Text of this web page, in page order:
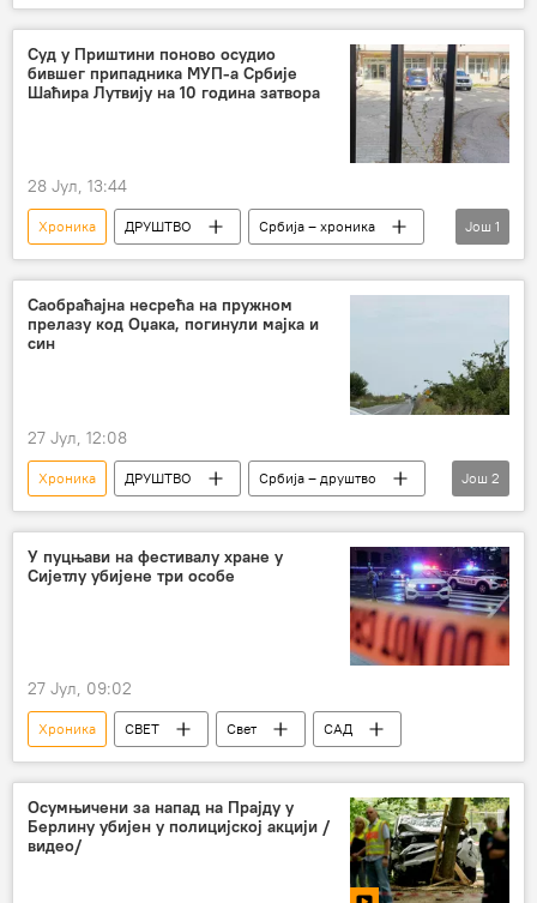
Јапан
земљотрес
Несреће и природне катастрофе
Суд у Приштини поново осудио
бившег припадника МУП-а Србије
Шаћира Лутвију на 10 година затвора
28 Јул, 13:44
Хроника ДРУШТВО
Србија – хроника
Косово и Метохија (КиМ)
Још 1
Саобраћајна несрећа на пружном
прелазу код Оџака, погинули мајка и
син
27 Јул, 12:08
Хроника ДРУШТВО
Србија – друштво
Друштво
Србија – хроника
Још 2
У пуцњави на фестивалу хране у
Сијетлу убијене три особе
27 Јул, 09:02
Хроника СВЕТ Свет САД
Осумњичени за напад на Прајду у
Берлину убијен у полицијској акцији /
видео/